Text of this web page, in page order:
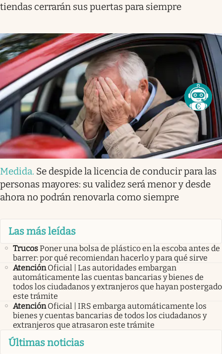
tiendas cerrarán sus puertas para siempre
Medida. Se despide la licencia de conducir para las
personas mayores: su validez será menor y desde
ahora no podrán renovarla como siempre
Las más leídas
TrucosPoner una bolsa de plástico en la escoba antes de
barrer: por qué recomiendan hacerlo y para qué sirve
Atención Oficial | Las autoridades embargan
automáticamente las cuentas bancarias y bienes de
todos los ciudadanos y extranjeros que hayan postergado
este trámite
Atención Oficial | IRS embarga automáticamente los
bienes y cuentas bancarias de todos los ciudadanos y
extranjeros que atrasaron este trámite
Últimas noticias